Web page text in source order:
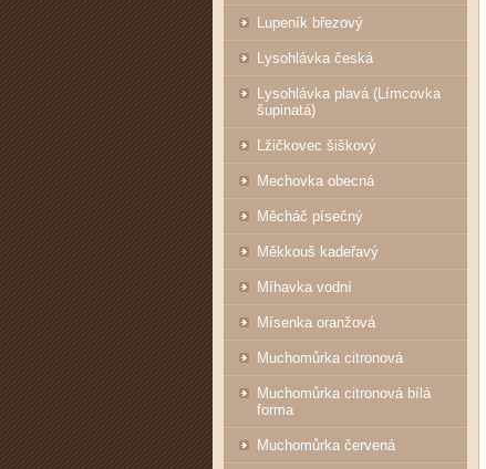
Lupeník březový
Lysohlávka česká
Lysohlávka plavá (Límcovka
šupinatá)
Lžičkovec šiškový
Mechovka obecná
Měcháč písečný
Měkkouš kadeřavý
Míhavka vodní
Mísenka oranžová
Muchomůrka citronová
Muchomůrka citronová bílá
forma
Muchomůrka červená